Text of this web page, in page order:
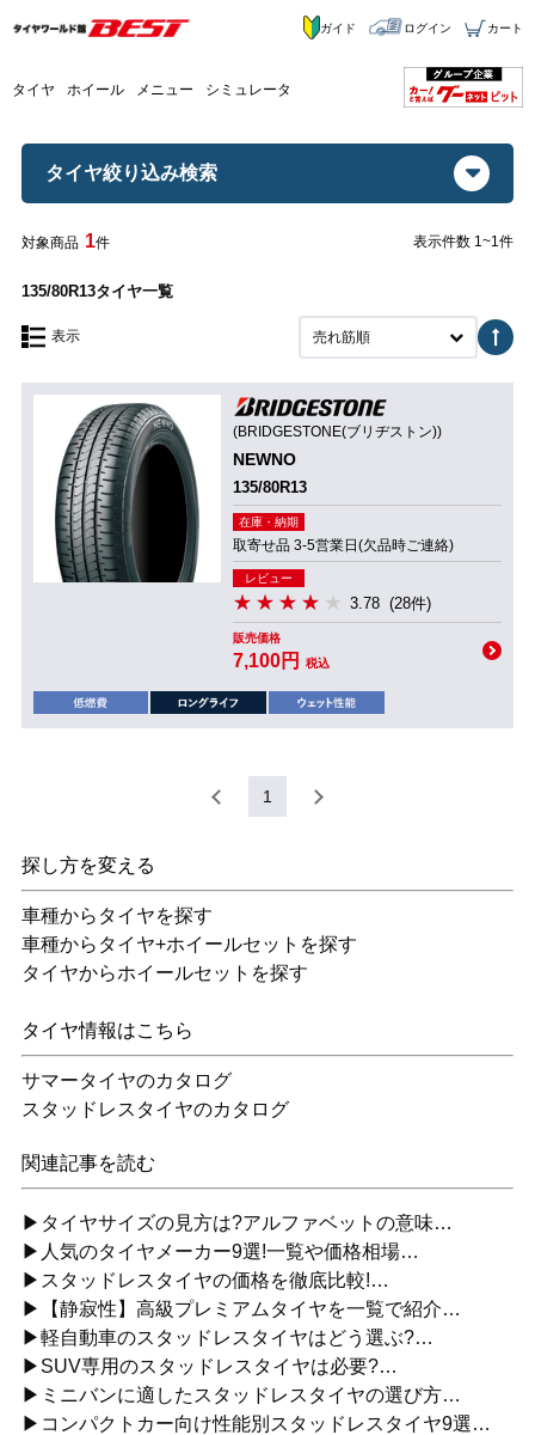
タイヤ ホイール メニュー シミュレータ
ガイド ログイン カート
タイヤ絞り込み検索
対象商品 1件 表示件数 1~1件
135/80R13タイヤ一覧
表示 売れ筋順
(BRIDGESTONE(ブリヂストン))
NEWNO
135/80R13
在庫・納期
取寄せ品 3-5営業日(欠品時ご連絡)
レビュー
3.78 (28件)
販売価格
7,100円 税込
1
探し方を変える
車種からタイヤを探す
車種からタイヤ+ホイールセットを探す
タイヤからホイールセットを探す
タイヤ情報はこちら
サマータイヤのカタログ
スタッドレスタイヤのカタログ
関連記事を読む
▶タイヤサイズの見方は?アルファベットの意味…
▶人気のタイヤメーカー9選!一覧や価格相場…
▶スタッドレスタイヤの価格を徹底比較!…
▶【静寂性】高級プレミアムタイヤを一覧で紹介…
▶軽自動車のスタッドレスタイヤはどう選ぶ?…
▶SUV専用のスタッドレスタイヤは必要?…
▶ミニバンに適したスタッドレスタイヤの選び方…
▶コンパクトカー向け性能別スタッドレスタイヤ9選…